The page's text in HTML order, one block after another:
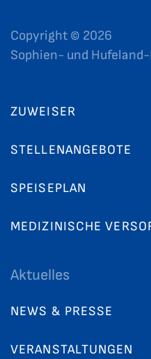
Copyright © 2026
Sophien- und
ZUWEISER
STELLENANGEBOTE
SPEISEPLAN
MEDIZINISCHE
Aktuelles
NEWS & PRESSE
VERANSTALTUNGEN